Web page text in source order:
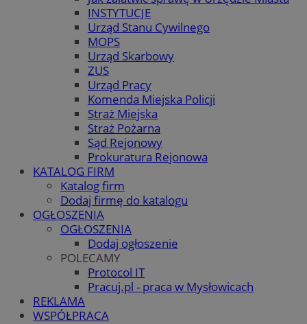
INSTYTUCJE
Urząd Stanu Cywilnego
MOPS
Urząd Skarbowy
ZUS
Urząd Pracy
Komenda Miejska Policji
Straż Miejska
Straż Pożarna
Sąd Rejonowy
Prokuratura Rejonowa
KATALOG FIRM
Katalog firm
Dodaj firmę do katalogu
OGŁOSZENIA
OGŁOSZENIA
Dodaj ogłoszenie
POLECAMY
Protocol IT
Pracuj.pl - praca w Mysłowicach
REKLAMA
WSPÓŁPRACA